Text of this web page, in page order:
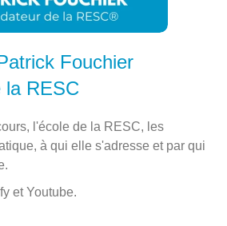
Fouchier
la RESC
l'école de la RESC, les
à qui elle s'adresse et par qui
et Youtube.